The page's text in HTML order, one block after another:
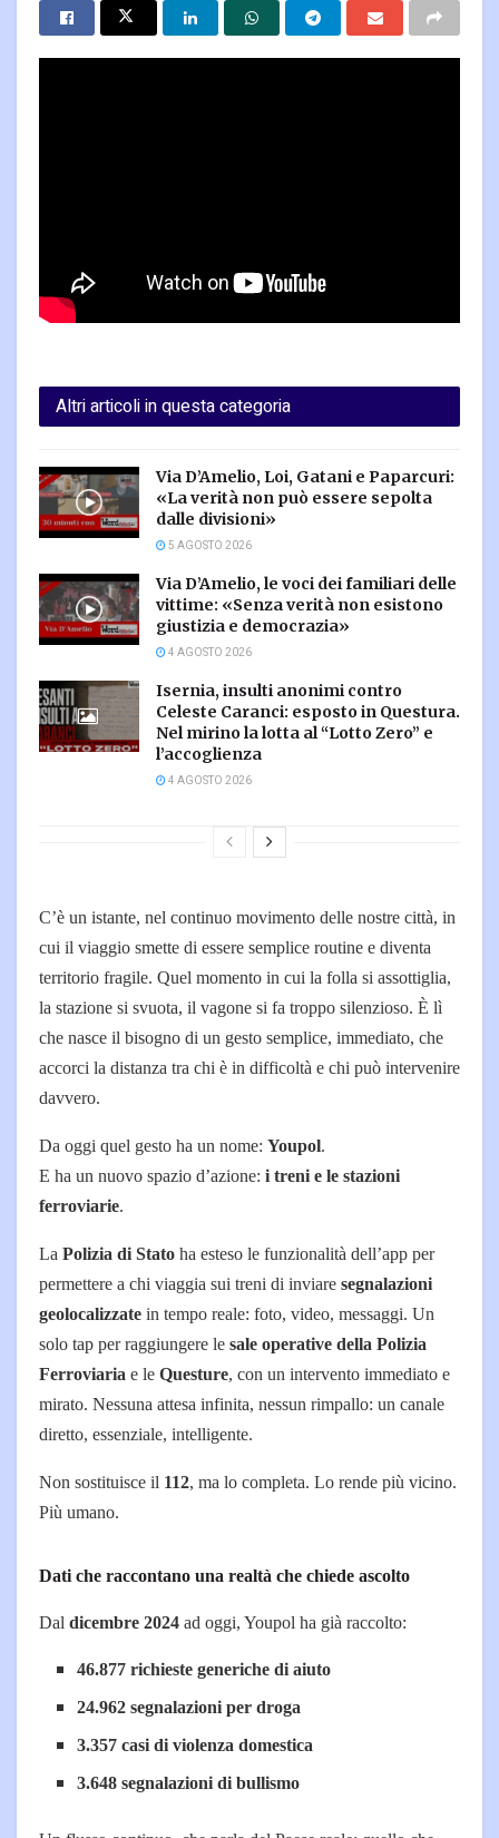
Altri articoli in questa categoria
Via D’Amelio, Loi, Gatani e Paparcuri:
«La verità non può essere sepolta
dalle divisioni»
5 AGOSTO 2026
Via D’Amelio, le voci dei familiari delle
vittime: «Senza verità non esistono
giustizia e democrazia»
4 AGOSTO 2026
Isernia, insulti anonimi contro
Celeste Caranci: esposto in Questura.
Nel mirino la lotta al “Lotto Zero” e
l’accoglienza
4 AGOSTO 2026
C’è un istante, nel continuo movimento delle nostre città, in
cui il viaggio smette di essere semplice routine e diventa
territorio fragile. Quel momento in cui la folla si assottiglia,
la stazione si svuota, il vagone si fa troppo silenzioso. È lì
che nasce il bisogno di un gesto semplice, immediato, che
accorci la distanza tra chi è in difficoltà e chi può intervenire
davvero.
Da oggi quel gesto ha un nome: Youpol.
E ha un nuovo spazio d’azione: i treni e le stazioni
ferroviarie.
La Polizia di Stato ha esteso le funzionalità dell’app per
permettere a chi viaggia sui treni di inviare segnalazioni
geolocalizzate in tempo reale: foto, video, messaggi. Un
solo tap per raggiungere le sale operative della Polizia
Ferroviaria e le Questure, con un intervento immediato e
mirato. Nessuna attesa infinita, nessun rimpallo: un canale
diretto, essenziale, intelligente.
Non sostituisce il 112, ma lo completa. Lo rende più vicino.
Più umano.
Dati che raccontano una realtà che chiede ascolto
Dal dicembre 2024 ad oggi, Youpol ha già raccolto:
46.877 richieste generiche di aiuto
24.962 segnalazioni per droga
3.357 casi di violenza domestica
3.648 segnalazioni di bullismo